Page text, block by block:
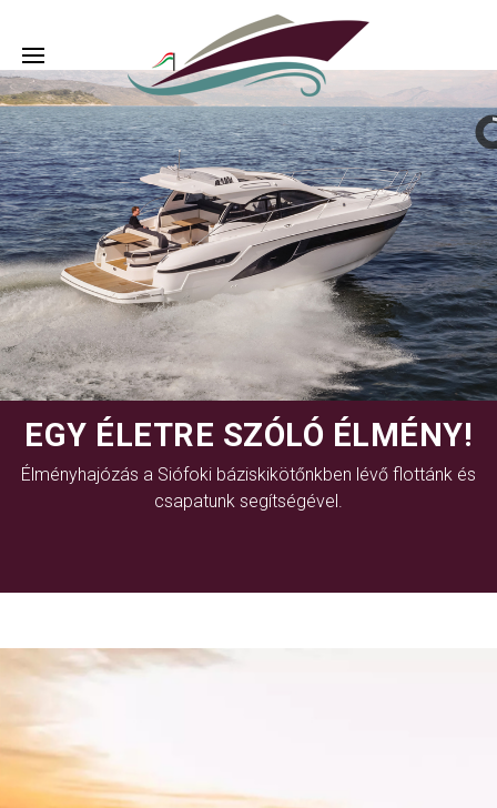
EGY ÉLETRE SZÓLÓ ÉLMÉNY!
Élményhajózás a Siófoki báziskikötőnkben lévő flottánk és
csapatunk segítségével.